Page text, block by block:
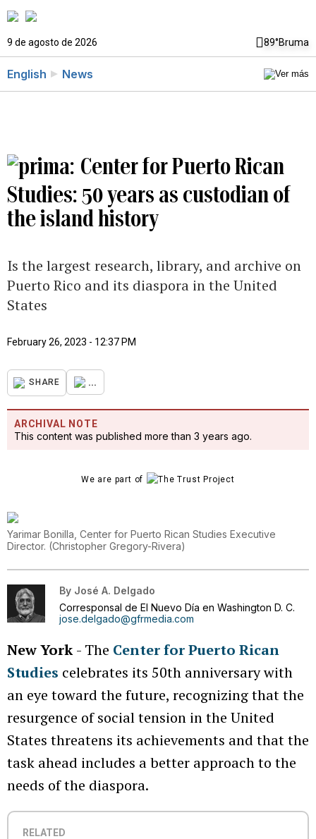
9 de agosto de 2026 89°Bruma
English News
Center for Puerto Rican
Studies: 50 years as custodian of
the island history
Is the largest research, library, and archive on
Puerto Rico and its diaspora in the United
States
February 26, 2023 - 12:37 PM
SHARE ...
ARCHIVAL NOTE
This content was published more than 3 years ago.
We are part of
Yarimar Bonilla, Center for Puerto Rican Studies Executive
Director. (Christopher Gregory-Rivera)
By José A. Delgado
Corresponsal de El Nuevo Día en Washington D. C.
jose.delgado@gfrmedia.com
New York- The Center for Puerto Rican
Studies celebrates its 50th anniversary with
an eye toward the future, recognizing that the
resurgence of social tension in the United
States threatens its achievements and that the
task ahead includes a better approach to the
needs of the diaspora.
RELATED